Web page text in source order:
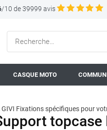
/10 de 39999 avis
CASQUE MOTO
GIVI Fixations spécifiques pour